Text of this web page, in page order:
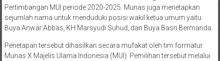
sejumlah nama untuk menduduki posisi wakil ketua umum yaitu
Buya Anwar Abbas, KH Marsyudi Suhud, dan Buya Basri Bermanda.
Munas X Majelis Ulama Indonesia (MUI). Pemilihan tersebut melalui
rapat tertutup 17 tim formatur dengan mengikuti protokol kesehatan